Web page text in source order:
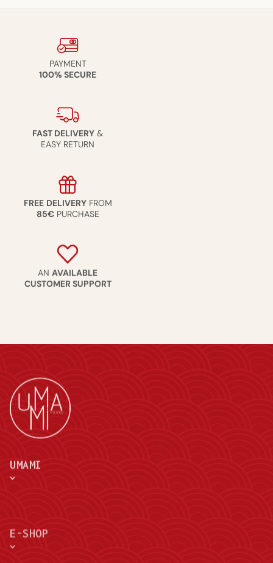
plus sur l'entretien, lisez notre article de blog surentretien d'un
Notre sélection : l'artisanat japonais
importé directement à votre table
couteliers japonais, sans intermédiaire. Chaque pièce est
sélectionnée avec soin :
précision chirurgicale sur les poissons et légumes,
double biseaupour une utilisation polyvalente au quotidien.
vous achetez uncouteau japonais chez Umami Paris
savez exactement d'où il vient et entre quelles mains il a été
façonné.
PAYMENT
100% SECURE
FAST DELIVERY &
EASY RETURN
FREE DELIVERYFROM
85€PURCHASE
AN AVAILABLE
CUSTOMER SUPPORT
UMAMI
E-SHOP